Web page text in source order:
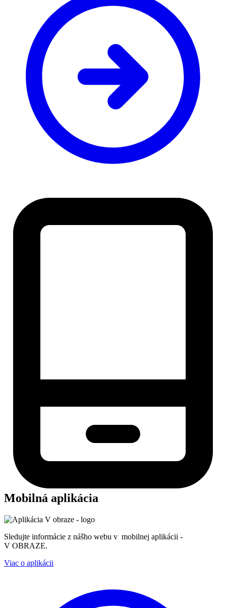
Mobilná aplikácia
Sledujte informácie z nášho webu v mobilnej aplikácii -
V OBRAZE.
Viac o aplikácii